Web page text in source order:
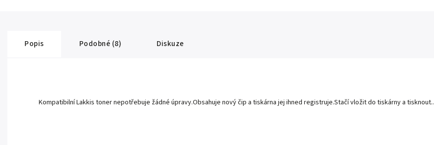
Popis Podobné (8) Diskuze
Kompatibilní Lakkis toner nepotřebuje žádné úpravy.Obsahuje nový čip a tiskárna jej ihned registruje.Stačí vložit do tiskárny a tisknout..